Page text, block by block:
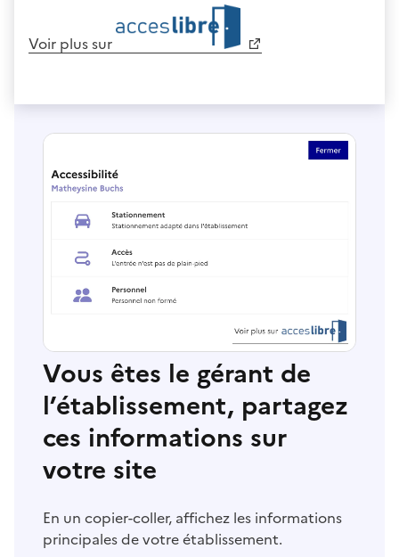
Voir plus sur
Vous êtes le gérant de
l’établissement, partagez
ces informations sur
votre site
En un copier-coller, affichez les informations
principales de votre établissement.